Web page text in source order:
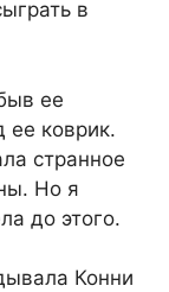
в
ее
ее коврик.
странное
Но я
до этого.
Конни